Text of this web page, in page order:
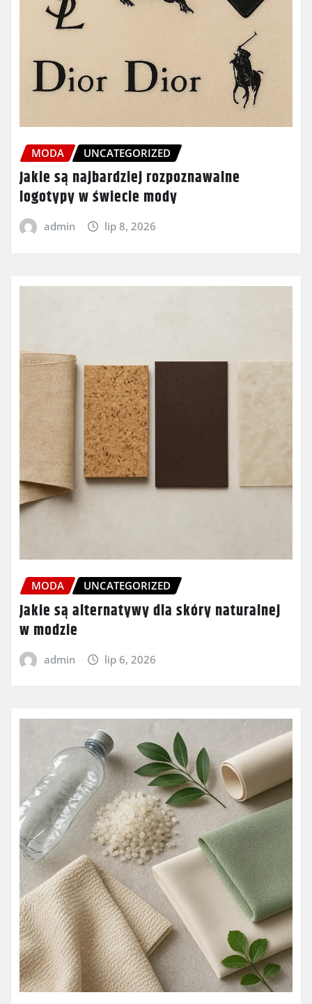
MODA UNCATEGORIZED
Jakie są najbardziej rozpoznawalne
logotypy w świecie mody
admin lip 8, 2026
MODA UNCATEGORIZED
Jakie są alternatywy dla skóry naturalnej
w modzie
admin lip 6, 2026